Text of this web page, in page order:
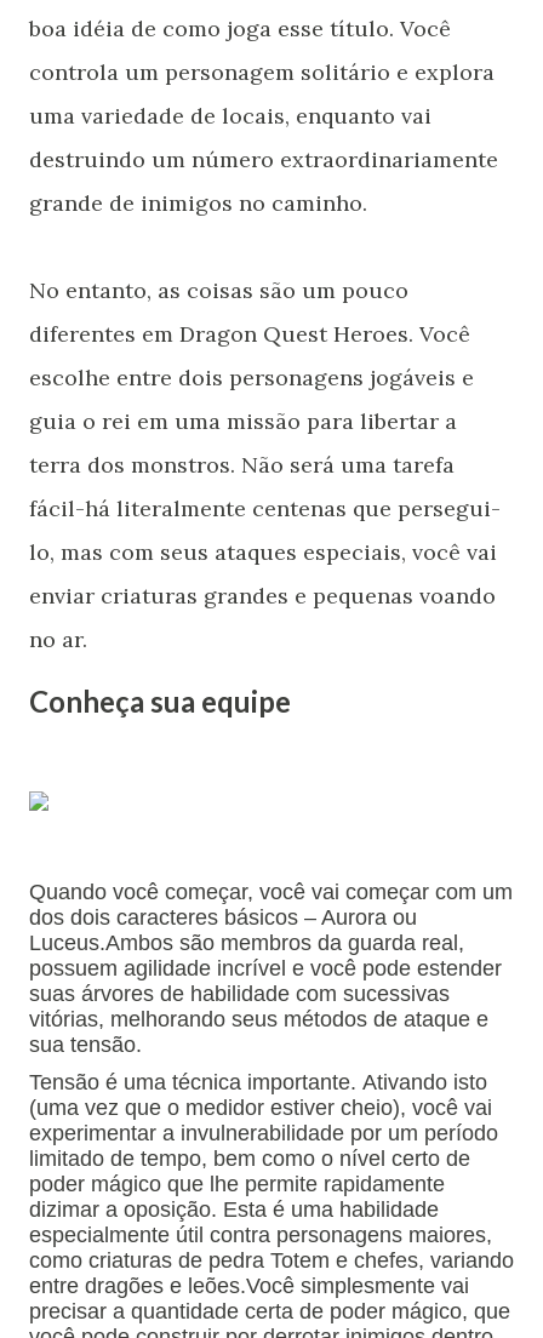
boa idéia de como joga esse título. Você
controla um personagem solitário e explora
uma variedade de locais, enquanto vai
destruindo um número extraordinariamente
grande de inimigos no caminho.
No entanto, as coisas são um pouco
diferentes em Dragon Quest Heroes. Você
escolhe entre dois personagens jogáveis e
guia o rei em uma missão para libertar a
terra dos monstros. Não será uma tarefa
fácil-há literalmente centenas que persegui-
lo, mas com seus ataques especiais, você vai
enviar criaturas grandes e pequenas voando
no ar.
Conheça sua equipe
Quando você começar, você vai começar com um
dos dois caracteres básicos – Aurora ou
Luceus.Ambos são membros da guarda real,
possuem agilidade incrível e você pode estender
suas árvores de habilidade com sucessivas
vitórias, melhorando seus métodos de ataque e
sua tensão.
Tensão é uma técnica importante. Ativando isto
(uma vez que o medidor estiver cheio), você vai
experimentar a invulnerabilidade por um período
limitado de tempo, bem como o nível certo de
poder mágico que lhe permite rapidamente
dizimar a oposição. Esta é uma habilidade
especialmente útil contra personagens maiores,
como criaturas de pedra Totem e chefes, variando
entre dragões e leões.Você simplesmente vai
precisar a quantidade certa de poder mágico, que